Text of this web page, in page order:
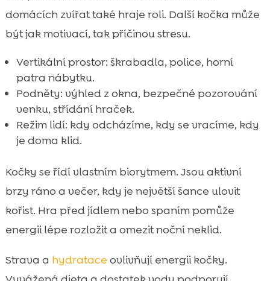
domácích zvířat také hraje roli. Další kočka může
být jak motivací, tak příčinou stresu.
Vertikální prostor: škrabadla, police, horní
patra nábytku.
Podněty: výhled z okna, bezpečné pozorování
venku, střídání hraček.
Režim lidí: kdy odcházíme, kdy se vracíme, kdy
je doma klid.
Kočky se řídí vlastním biorytmem. Jsou aktivní
brzy ráno a večer, kdy je největší šance ulovit
kořist. Hra před jídlem nebo spaním pomůže
energii lépe rozložit a omezit noční neklid.
Strava a hydratace ovlivňují energii kočky.